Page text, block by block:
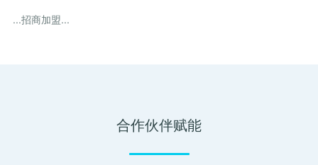
...招商加盟...
合作伙伴赋能